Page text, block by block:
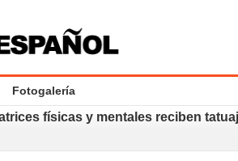
Fotogalería
físicas y mentales reciben